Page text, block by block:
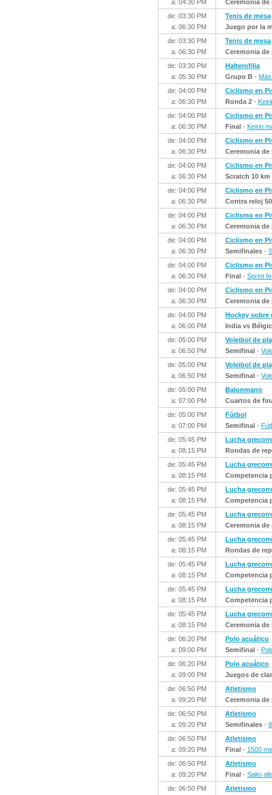
a: 04:30 PM
Ceremonia de
de: 03:30 PM
a: 06:30 PM
Tenis de mesa
Juego por la
de: 03:30 PM
a: 06:30 PM
Tenis de mesa
Ceremonia de
de: 03:30 PM
a: 05:30 PM
Halterofilia
Grupo B -
de: 04:00 PM
a: 06:30 PM
Ciclismo en
Ronda 2 -
de: 04:00 PM
a: 06:30 PM
Ciclismo en
Final - Keirin
de: 04:00 PM
a: 06:30 PM
Ciclismo en
Ceremonia de
de: 04:00 PM
a: 06:30 PM
Ciclismo en
Scratch 10 km
de: 04:00 PM
a: 06:30 PM
Ciclismo en
Contra reloj
de: 04:00 PM
a: 06:30 PM
Ciclismo en
Ceremonia de
de: 04:00 PM
a: 06:30 PM
Ciclismo en
Semifinales -
de: 04:00 PM
a: 06:30 PM
Ciclismo en
Final - Sprint
de: 04:00 PM
a: 06:30 PM
Ciclismo en
Ceremonia de
de: 04:00 PM
a: 06:00 PM
Hockey sobre
India vs
de: 05:00 PM
a: 06:50 PM
Voleibol de
Semifinal -
de: 05:00 PM
a: 06:50 PM
Voleibol de
Semifinal -
de: 05:00 PM
a: 07:00 PM
Balonmano
Cuartos de
de: 05:00 PM
a: 07:00 PM
Fútbol
Semifinal -
de: 05:45 PM
a: 08:15 PM
Lucha
Rondas de
de: 05:45 PM
a: 08:15 PM
Lucha
Competencia
de: 05:45 PM
a: 08:15 PM
Lucha
Competencia
de: 05:45 PM
a: 08:15 PM
Lucha
Ceremonia de
de: 05:45 PM
a: 08:15 PM
Lucha
Rondas de
de: 05:45 PM
a: 08:15 PM
Lucha
Competencia
de: 05:45 PM
a: 08:15 PM
Lucha
Competencia
de: 05:45 PM
a: 08:15 PM
Lucha
Ceremonia de
de: 06:20 PM
a: 09:00 PM
Polo acuático
Semifinal -
de: 06:20 PM
a: 09:00 PM
Polo acuático
Juegos de
de: 06:50 PM
a: 09:20 PM
Atletismo
Ceremonia de
de: 06:50 PM
a: 09:20 PM
Atletismo
Semifinales -
de: 06:50 PM
a: 09:20 PM
Atletismo
Final - 1500
de: 06:50 PM
a: 09:20 PM
Atletismo
Final - Salto
de: 06:50 PM
Atletismo